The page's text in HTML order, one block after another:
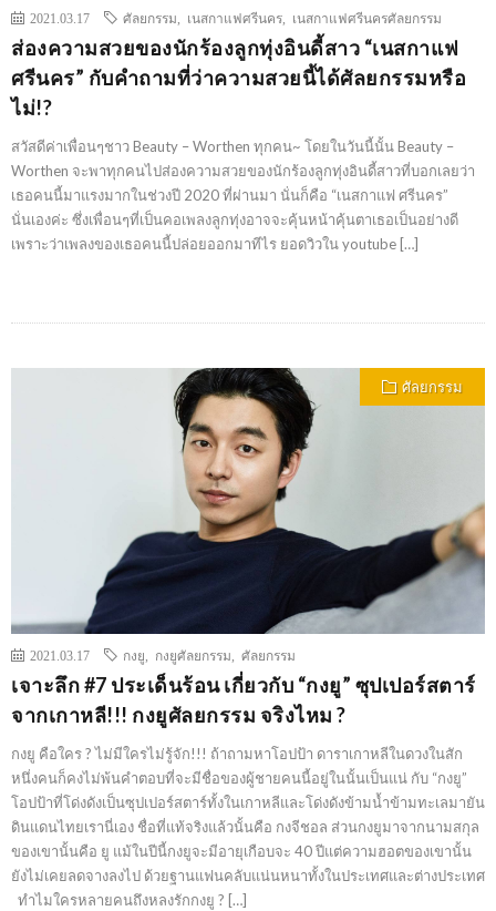
2021.03.17 ศัลยกรรม เนสกาแฟศรีนคร เนสกาแฟศรีนครศัลยกรรม
ส่องความสวยของนักร้องลูกทุ่งอินดี้สาว “เนสกาแฟ
ศรีนคร” กับคำถามที่ว่าความสวยนี้ได้ศัลยกรรมหรือ
ไม่!?
สวัสดีค่าเพื่อนๆชาว Beauty – Worthen ทุกคน~ โดยในวันนี้นั้น Beauty –
Worthen จะพาทุกคนไปส่องความสวยของนักร้องลูกทุ่งอินดี้สาวที่บอกเลยว่า
เธอคนนี้มาแรงมากในช่วงปี 2020 ที่ผ่านมา นั่นก็คือ “เนสกาแฟ ศรีนคร”
นั่นเองค่ะ ซึ่งเพื่อนๆที่เป็นคอเพลงลูกทุ่งอาจจะคุ้นหน้าคุ้นตาเธอเป็นอย่างดี
เพราะว่าเพลงของเธอคนนี้ปล่อยออกมาทีไร ยอดวิวใน youtube […]
ศัลยกรรม
2021.03.17 กงยู กงยูศัลยกรรม ศัลยกรรม
เจาะลึก #7 ประเด็นร้อน เกี่ยวกับ “กงยู” ซุปเปอร์สตาร์
จากเกาหลี!!! กงยูศัลยกรรม จริงไหม ?
กงยู คือใคร ? ไม่มีใครไม่รู้จัก!!! ถ้าถามหาโอปป้า ดาราเกาหลีในดวงในสัก
หนึ่งคนก็คงไม่พ้นคำตอบที่จะมีชื่อของผู้ชายคนนี้อยู่ในนั้นเป็นแน่ กับ “กงยู”
โอปป้าที่โด่งดังเป็นซุปเปอร์สตาร์ทั้งในเกาหลีและโด่งดังข้ามน้ำข้ามทะเลมายัน
ดินแดนไทยเรานี่เอง ชื่อที่แท้จริงแล้วนั้นคือ กงจีชอล ส่วนกงยูมาจากนามสกุล
ของเขานั้นคือ ยู แม้ในปีนี้กงยูจะมีอายุเกือบจะ 40 ปีแต่ความฮอตของเขานั้น
ยังไม่เคยลดจางลงไป ด้วยฐานแฟนคลับแน่นหนาทั้งในประเทศและต่างประเทศ
ทำไมใครหลายคนถึงหลงรักกงยู ? […]